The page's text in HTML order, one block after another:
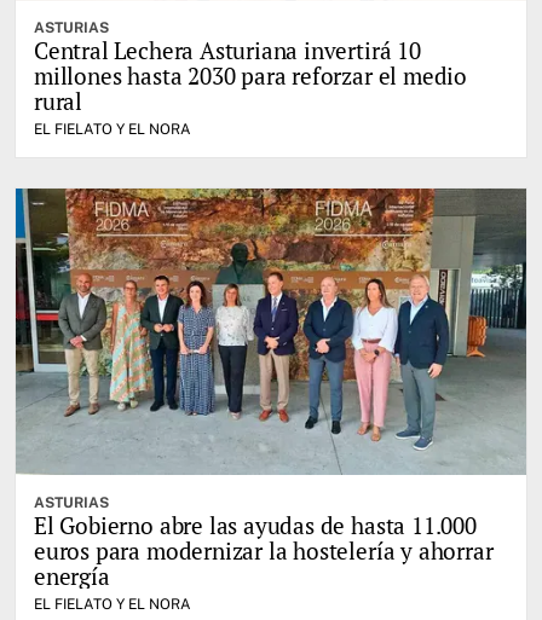
ASTURIAS
Central Lechera Asturiana invertirá 10
millones hasta 2030 para reforzar el medio
rural
EL FIELATO Y EL NORA
ASTURIAS
El Gobierno abre las ayudas de hasta 11.000
euros para modernizar la hostelería y ahorrar
energía
EL FIELATO Y EL NORA